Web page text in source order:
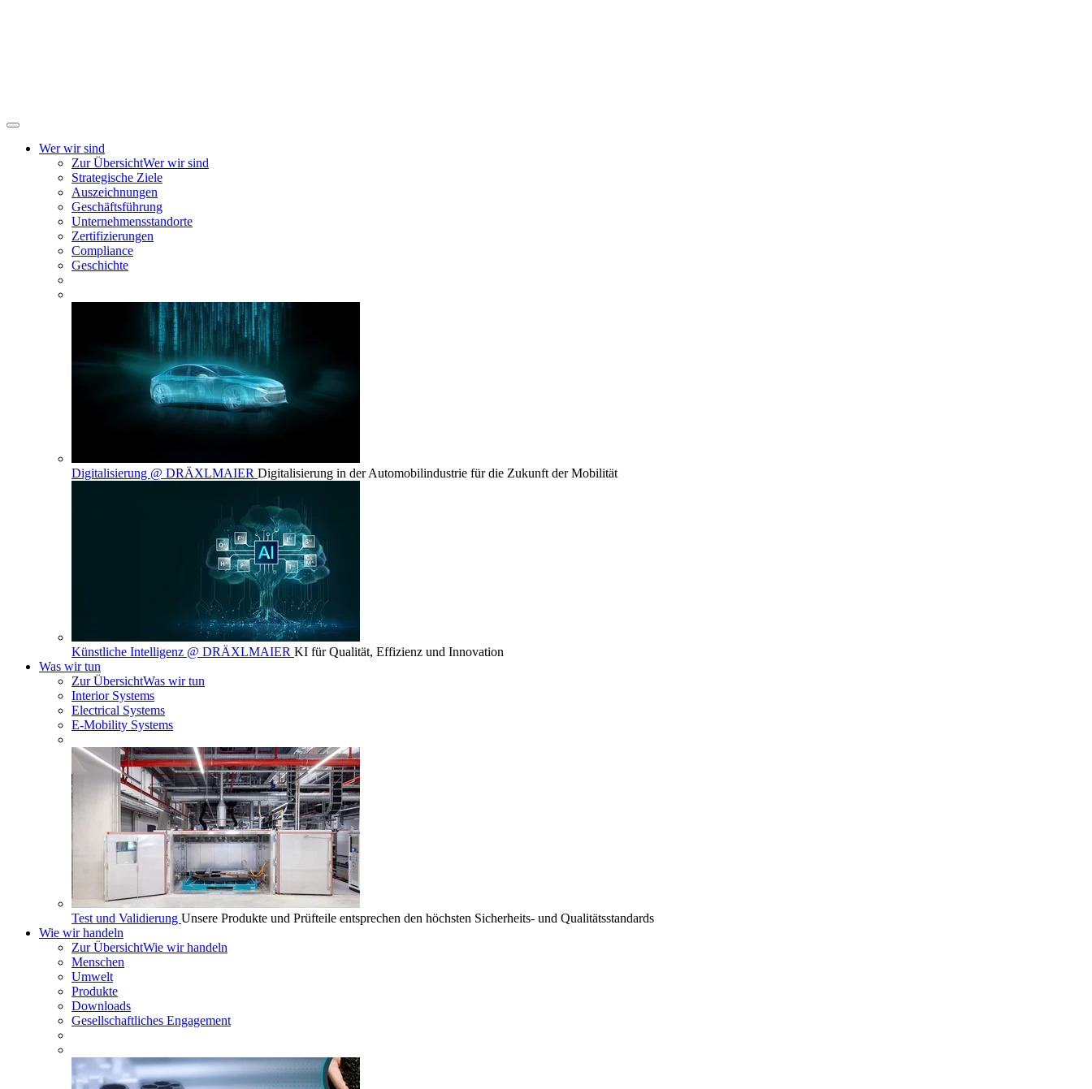
Wer wir sind
Zur ÜbersichtWer wir sind
Strategische Ziele
Auszeichnungen
Geschäftsführung
Unternehmensstandorte
Zertifizierungen
Compliance
Geschichte
Digitalisierung @ DRÄXLMAIER Digitalisierung in der Automobilindustrie für die Zukunft der Mobilität
Künstliche Intelligenz @ DRÄXLMAIER KI für Qualität, Effizienz und Innovation
Was wir tun
Zur ÜbersichtWas wir tun
Interior Systems
Electrical Systems
E-Mobility Systems
Test und Validierung Unsere Produkte und Prüfteile entsprechen den höchsten Sicherheits- und Qualitätsstandards
Wie wir handeln
Zur ÜbersichtWie wir handeln
Menschen
Umwelt
Produkte
Downloads
Gesellschaftliches Engagement